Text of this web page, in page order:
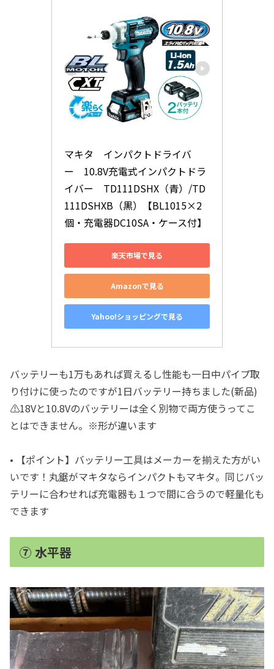
マキタ　インパクトドライバ
ー　10.8V充電式インパクトドラ
イバー　TD111DSHX（青）/TD
111DSHXB（黒）【BL1015×2
個・充電器DC10SA・ケース付】
楽天市場で見る
Amazonで見る
Yahoo!ショッピングで見る
バッテリーも1万もあれば買えるし性能も一日中パイプ取
り付けに使ったのですが1日バッテリー持ちました(新品)
⚠️18Vと10.8Vのバッテリーは全く別物で両方使うってこ
とはできません。※形が違います
• 【ポイント】バッテリー工具はメーカーを揃えた方がい
いです！丸鋸がマキタならインパクトもマキタ。同じバッ
テリーに合わせれば充電器も１つで間に合うので軽量化も
できます
⑦ 水平器